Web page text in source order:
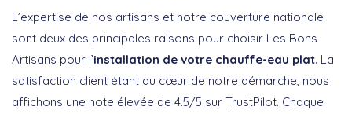
L’expertise de nos artisans et notre couverture nationale
sont deux des principales raisons pour choisir Les Bons
Artisans pour l’installation de votre chauffe-eau plat. La
satisfaction client étant au cœur de notre démarche, nous
affichons une note élevée de 4.5/5 sur TrustPilot. Chaque